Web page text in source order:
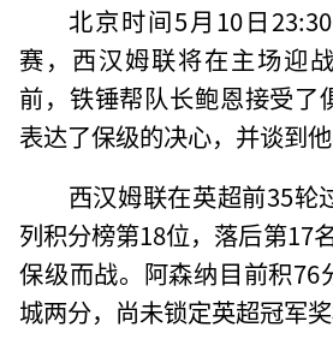
北京时间5月10日
赛，西汉姆联将在主场迎
前，铁锤帮队长鲍恩接受了
表达了保级的决心，并谈到他
西汉姆联在英超前35轮
列积分榜第18位，落后第17
保级而战。阿森纳目前积76
城两分，尚未锁定英超冠军奖